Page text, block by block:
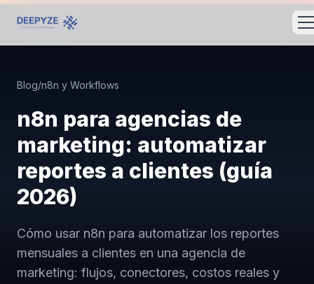
Blog/n8n y Workflows
n8n para agencias de
marketing: automatizar
reportes a clientes (guía
2026)
Cómo usar n8n para automatizar los reportes
mensuales a clientes en una agencia de
marketing: flujos, conectores, costos reales y